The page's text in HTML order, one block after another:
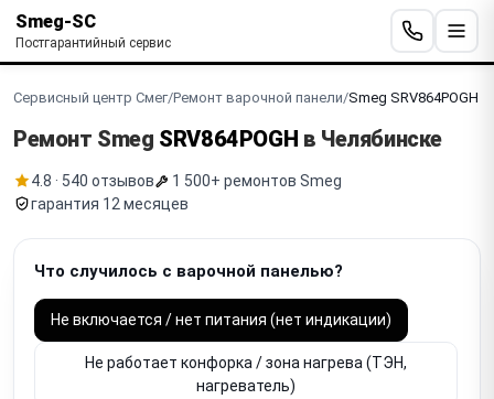
Smeg-SC
Постгарантийный сервис
Сервисный центр Смег/Ремонт варочной панели/Smeg SRV864POGH
Ремонт Smeg SRV864POGH в Челябинске
4.8 · 540 отзывов
1 500+ ремонтов Smeg
гарантия 12 месяцев
Что случилось с варочной панелью?
Не включается / нет питания (нет индикации)
Не работает конфорка / зона нагрева (ТЭН,
нагреватель)